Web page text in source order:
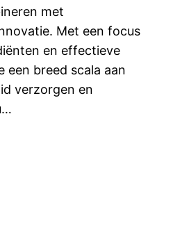
met
Met een focus
en effectieve
een breed scala aan
verzorgen en